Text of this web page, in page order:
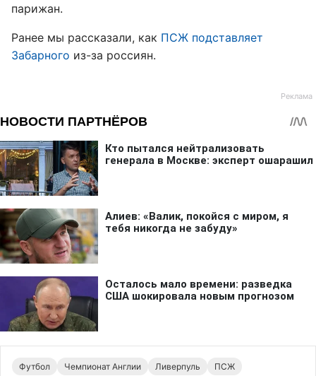
парижан.
Ранее мы рассказали, как ПСЖ подставляет
Забарного из-за россиян.
Футбол Чемпионат Англии Ливерпуль ПСЖ